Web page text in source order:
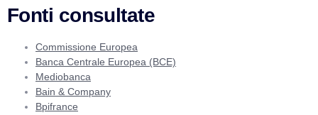
Fonti consultate
Commissione Europea
Banca Centrale Europea (BCE)
Mediobanca
Bain & Company
Bpifrance